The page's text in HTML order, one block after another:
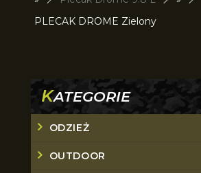
PLECAK DROME Zielony
KATEGORIE
ODZIEŻ
OUTDOOR